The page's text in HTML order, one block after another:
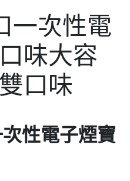
一次性電
味大容
口味
性電子煙寶